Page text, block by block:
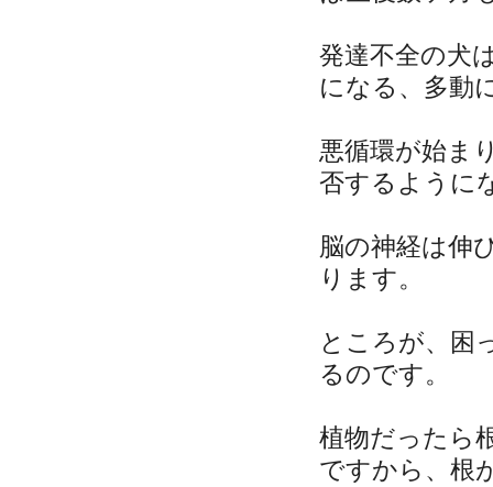
発達不全の犬
になる、多動
悪循環が始ま
否するように
脳の神経は伸
ります。
ところが、困
るのです。
植物だったら
ですから、根